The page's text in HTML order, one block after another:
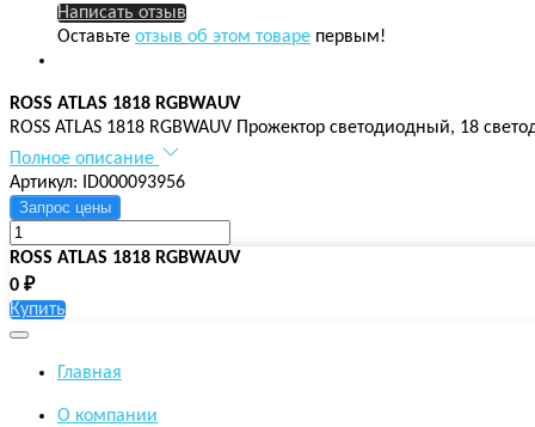
Написать отзыв
Оставьте отзыв об этом товаре первым!
ROSS ATLAS 1818 RGBWAUV
ROSS ATLAS 1818 RGBWAUV Прожектор светодиодный, 18
Полное описание
Артикул: ID000093956
ROSS ATLAS 1818 RGBWAUV
0
Купить
Главная
О компании